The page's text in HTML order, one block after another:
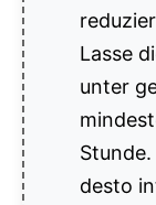
Lasse
unter
desto